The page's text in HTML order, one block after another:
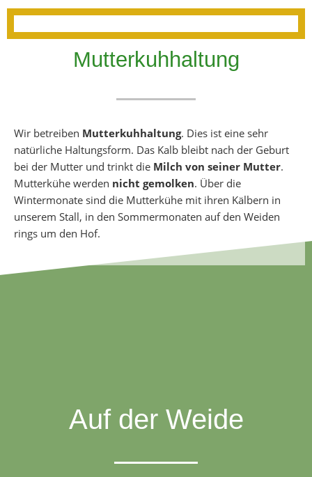
Mutterkuhhaltung
Wir betreiben Mutterkuhhaltung. Dies ist eine sehr
natürliche Haltungsform. Das Kalb bleibt nach der Geburt
bei der Mutter und trinkt die Milch von seiner Mutter.
Mutterkühe werden nicht gemolken. Über die
Wintermonate sind die Mutterkühe mit ihren Kälbern in
unserem Stall, in den Sommermonaten auf den Weiden
rings um den Hof.
Auf der Weide